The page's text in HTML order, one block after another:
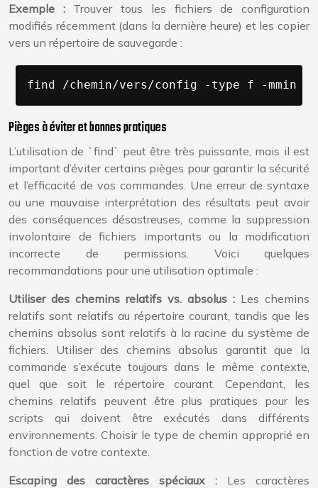
Exemple : Trouver tous les fichiers de configuration
modifiés récemment (dans la dernière heure) et les copier
vers un répertoire de sauvegarde :
find /chemin/vers/config -type f -mmin -
Pièges à éviter et bonnes pratiques
L’utilisation de `find` peut être très puissante, mais il est
important d’éviter certains pièges pour garantir la sécurité
et l’efficacité de vos commandes. Une erreur de syntaxe
ou une mauvaise interprétation des résultats peut avoir
des conséquences désastreuses, comme la suppression
involontaire de fichiers importants ou la modification
incorrecte de permissions. Voici quelques
recommandations pour une utilisation optimale :
Utiliser des chemins relatifs vs. absolus : Les chemins
relatifs sont relatifs au répertoire courant, tandis que les
chemins absolus sont relatifs à la racine du système de
fichiers. Utiliser des chemins absolus garantit que la
commande s’exécute toujours dans le même contexte,
quel que soit le répertoire courant. Cependant, les
chemins relatifs peuvent être plus pratiques pour les
scripts qui doivent être exécutés dans différents
environnements. Choisir le type de chemin approprié en
fonction de votre contexte.
Escaping des caractères spéciaux : Les caractères